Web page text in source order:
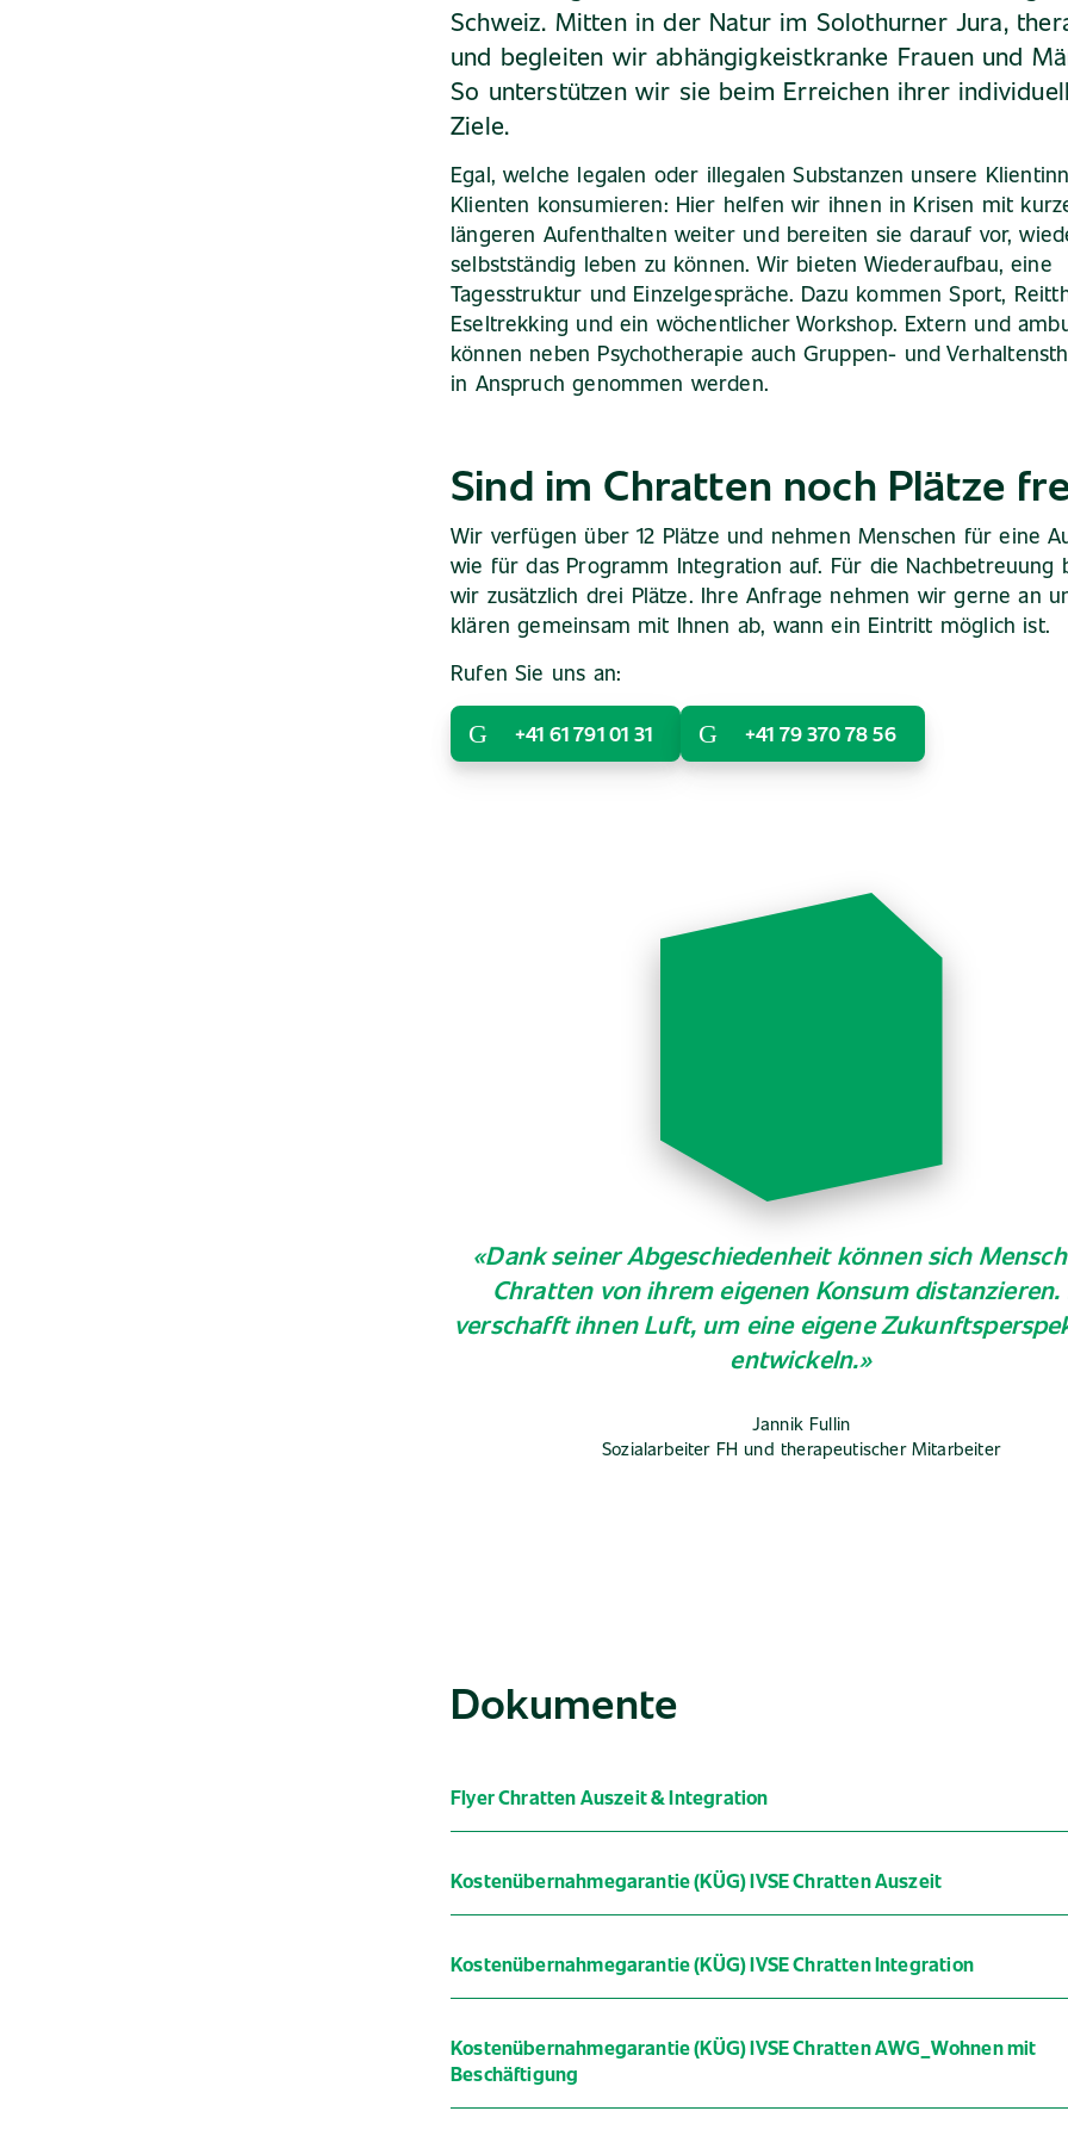
Schweiz. Mitten in der Natur im Solothurner Jura,
und begleiten wir abhängigkeistkranke Frauen und
So unterstützen wir sie beim Erreichen ihrer
Ziele.
Egal, welche legalen oder illegalen Substanzen unsere
Klienten konsumieren: Hier helfen wir ihnen in Krisen mit
längeren Aufenthalten weiter und bereiten sie darauf vor,
selbstständig leben zu können. Wir bieten Wiederaufbau, eine
Tagesstruktur und Einzelgespräche. Dazu kommen Sport,
Eseltrekking und ein wöchentlicher Workshop. Extern und
können neben Psychotherapie auch Gruppen- und
in Anspruch genommen werden.
Sind im Chratten noch Plätze
Wir verfügen über 12 Plätze und nehmen Menschen für eine
wie für das Programm Integration auf. Für die Nachbetreuung
wir zusätzlich drei Plätze. Ihre Anfrage nehmen wir gerne an
klären gemeinsam mit Ihnen ab, wann ein Eintritt möglich ist.
Rufen Sie uns an:
+41 61 791 01 31 +41 79 370 78 56
«Dank seiner Abgeschiedenheit können sich
Chratten von ihrem eigenen Konsum distanzieren.
verschafft ihnen Luft, um eine eigene
entwickeln.»
Jannik Fullin
Sozialarbeiter FH und therapeutischer Mitarbeiter
Dokumente
Flyer Chratten Auszeit & Integration
Kostenübernahmegarantie (KÜG) IVSE Chratten Auszeit
Kostenübernahmegarantie (KÜG) IVSE Chratten Integration
Kostenübernahmegarantie (KÜG) IVSE Chratten AWG_Wohnen mit
Beschäftigung